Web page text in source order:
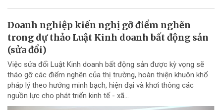
Doanh nghiệp kiến nghị gỡ điểm nghẽn
trong dự thảo Luật Kinh doanh bất động sản
(sửa đổi)
Việc sửa đổi Luật Kinh doanh bất động sản được kỳ vọng sẽ
tháo gỡ các điểm nghẽn của thị trường, hoàn thiện khuôn khổ
pháp lý theo hướng minh bạch, hiện đại và khơi thông các
nguồn lực cho phát triển kinh tế - xã...